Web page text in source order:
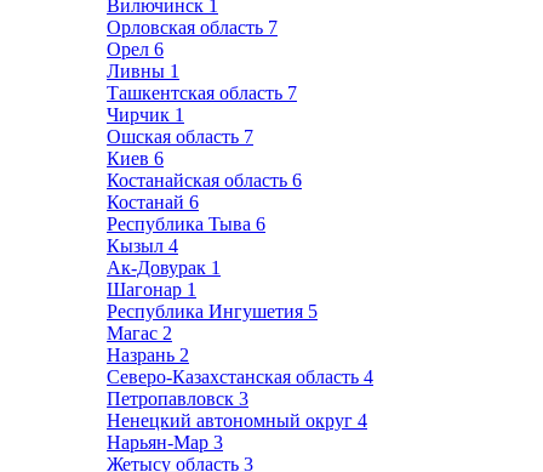
Вилючинск 1
Орловская область 7
Орел 6
Ливны 1
Ташкентская область 7
Чирчик 1
Ошская область 7
Киев 6
Костанайская область 6
Костанай 6
Республика Тыва 6
Кызыл 4
Ак-Довурак 1
Шагонар 1
Республика Ингушетия 5
Магас 2
Назрань 2
Северо-Казахстанская область 4
Петропавловск 3
Ненецкий автономный округ 4
Нарьян-Мар 3
Жетысу область 3